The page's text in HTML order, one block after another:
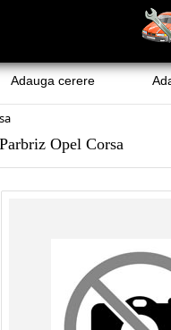
Adauga cerere
Parbriz Opel Corsa